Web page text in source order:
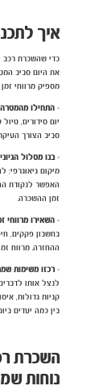
איך
כדי שהשכרת רכב
את היום סביב
מספיק מרווחי
- התחילו
יום סידורים,
סביב הצורך
-בנו מסלול
מיקום גיאוגרפי:
האפשר לנקודת
זמן ההשכרה.
- השאירו מרווחי
בחשבון פקקים,
ההחזרה. מרווח
- רכזו משימות
לנצל אותו
קניות גדולות,
בין כמה יעדים
השכרת
נוחות